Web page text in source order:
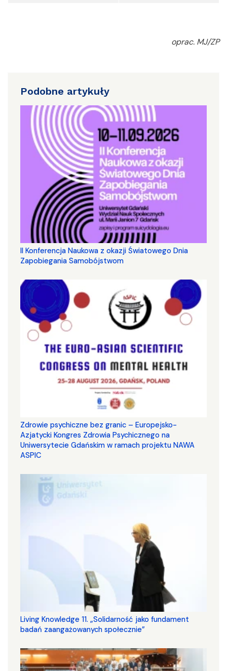
oprac. MJ/ZP
Podobne artykuły
II Konferencja Naukowa z okazji Światowego Dnia
Zapobiegania Samobójstwom
Zdrowie psychiczne bez granic – Europejsko-
Azjatycki Kongres Zdrowia Psychicznego na
Uniwersytecie Gdańskim w ramach projektu NAWA
ASPIC
Living Knowledge 11. „Solidarność jako fundament
badań zaangażowanych społecznie”